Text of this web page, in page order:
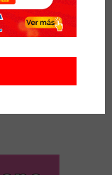
multados